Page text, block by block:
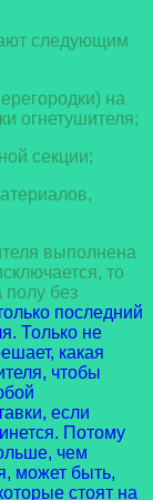
следующим
на
огнетушителя;
секции;
выполнена
то
полу без
последний
Только не
какая
чтобы
если
Потому
чем
может быть,
стоят на